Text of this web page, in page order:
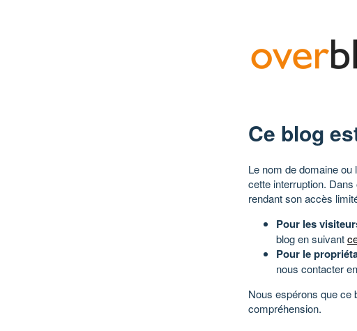
Ce blog
Le nom de domaine ou
cette interruption.
rendant son accès
Pour les
blog en suivant
Pour le
nous contacter
Nous espérons que ce
compréhension.